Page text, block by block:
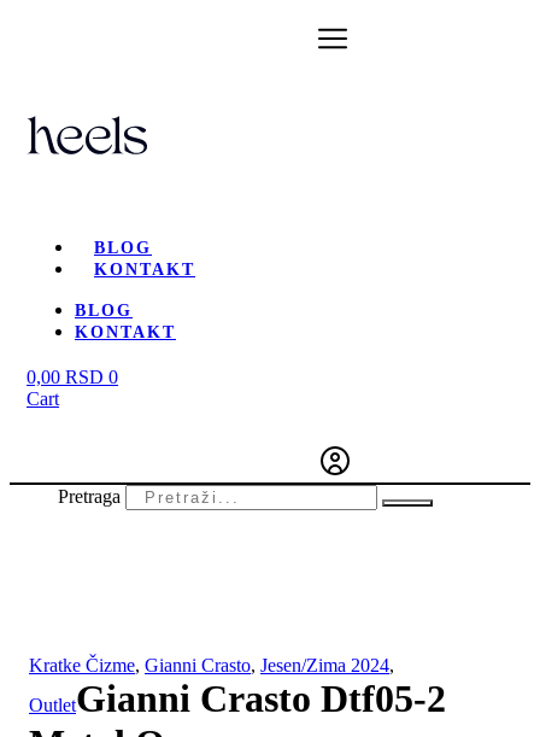
BLOG
KONTAKT
BLOG
KONTAKT
0,00 RSD 0
Cart
Pretraga
Kratke Čizme, Gianni Crasto, Jesen/Zima 2024,
OutletGianni Crasto Dtf05-2